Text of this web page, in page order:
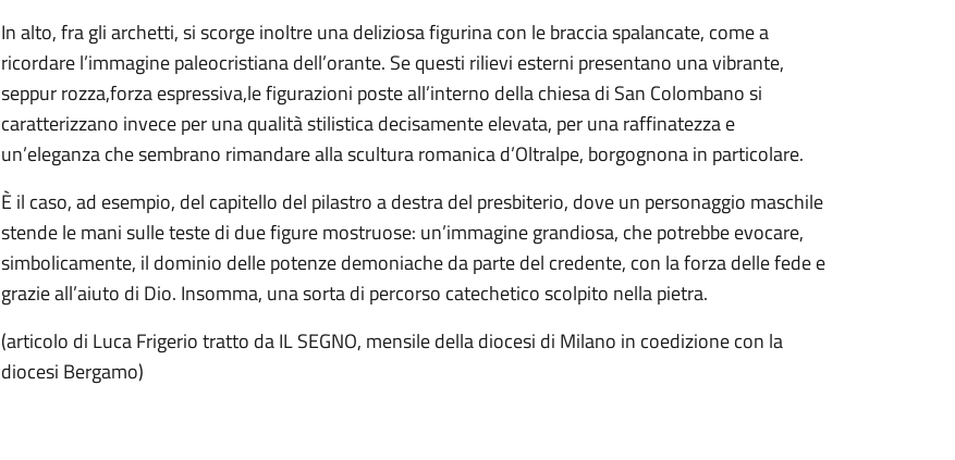
In alto, fra gli archetti, si scorge inoltre una deliziosa figurina con le braccia spalancate, come a
ricordare l’immagine paleocristiana dell’orante. Se questi rilievi esterni presentano una vibrante,
seppur rozza,forza espressiva,le figurazioni poste all’interno della chiesa di San Colombano si
caratterizzano invece per una qualità stilistica decisamente elevata, per una raffinatezza e
un’eleganza che sembrano rimandare alla scultura romanica d’Oltralpe, borgognona in particolare.
È il caso, ad esempio, del capitello del pilastro a destra del presbiterio, dove un personaggio maschile
stende le mani sulle teste di due figure mostruose: un’immagine grandiosa, che potrebbe evocare,
simbolicamente, il dominio delle potenze demoniache da parte del credente, con la forza delle fede e
grazie all’aiuto di Dio. Insomma, una sorta di percorso catechetico scolpito nella pietra.
(articolo di Luca Frigerio tratto da IL SEGNO, mensile della diocesi di Milano in coedizione con la
diocesi Bergamo)